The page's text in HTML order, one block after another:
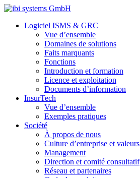
Logiciel ISMS & GRC
Vue d’ensemble
Domaines de solutions
Faits marquants
Fonctions
Introduction et formation
Licence et exploitation
Documents d’information
InsurTech
Vue d’ensemble
Exemples pratiques
Société
À propos de nous
Culture d’entreprise et valeurs
Management
Direction et comité consultatif
Réseau et partenaires